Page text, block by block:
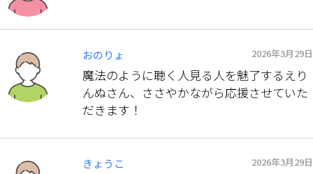
おのりょ 2026年3月29日
魔法のように聴く人見る人を魅了するえり
んぬさん、ささやかながら応援させていた
だきます！
きょうこ 2026年3月29日